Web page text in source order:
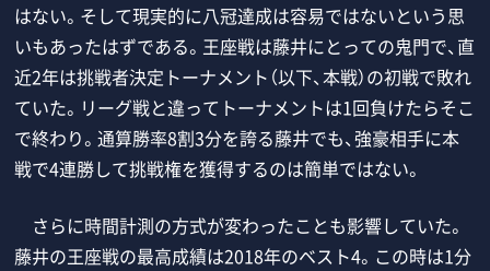
はない。そして現実的に八冠達成は容易ではないという思
いもあったはずである。王座戦は藤井にとっての鬼門で、直
近2年は挑戦者決定トーナメント（以下、本戦）の初戦で敗れ
ていた。リーグ戦と違ってトーナメントは1回負けたらそこ
で終わり。通算勝率8割3分を誇る藤井でも、強豪相手に本
戦で4連勝して挑戦権を獲得するのは簡単ではない。
さらに時間計測の方式が変わったことも影響していた。
藤井の王座戦の最高成績は2018年のベスト4。この時は1分